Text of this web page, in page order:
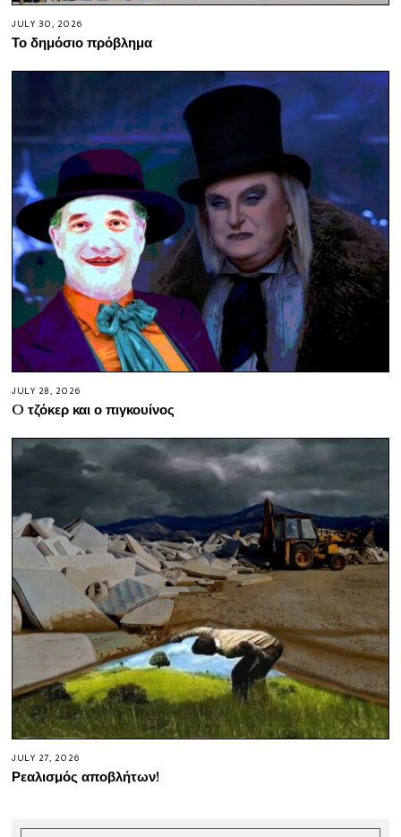
JULY 30, 2026
Το δημόσιο πρόβλημα
JULY 28, 2026
O τζόκερ και ο πιγκουίνος
JULY 27, 2026
Ρεαλισμός αποβλήτων!